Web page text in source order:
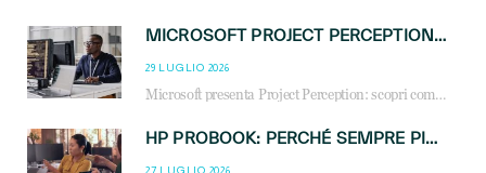
MICROSOFT PROJECT PERCEPTION: COME GLI AGENTI AI CAMBIERANNO SOC, CYBERSECURITY E SERVIZI MSP
29 LUGLIO 2026
Microsoft presenta Project Perception: scopri come gli agenti AI possono trasformare cybersecurity, SOC e servizi gestiti degli MSP.
HP PROBOOK: PERCHÉ SEMPRE PIÙ AZIENDE SCELGONO NOTEBOOK PROGETTATI PER IL LAVORO MODERNO
27 LUGLIO 2026